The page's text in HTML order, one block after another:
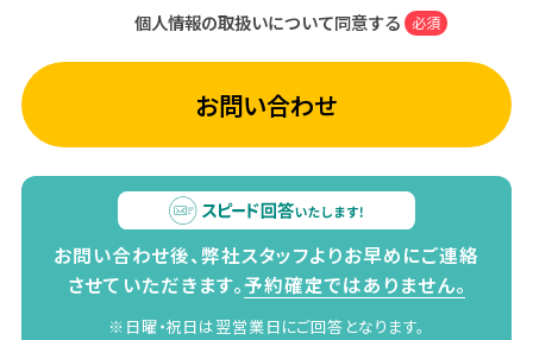
個人情報の取扱いについて同意する 必須
お問い合わせ
お問い合わせ後、弊社スタッフよりお早めにご連絡
させていただきます。予約確定ではありません。
※日曜・祝日は翌営業日にご回答となります。